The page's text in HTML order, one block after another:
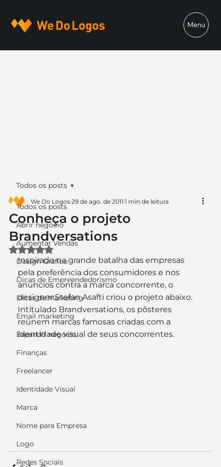
Menu
Todos os posts
Abrir negócio
Aumentar Vendas
Design Gráfico
Dicas de Empreendedorismo
Dicas de Marketing
Email marketing
Expandir negócio
Finanças
Freelancer
Identidade Visual
Marca
Nome para Empresa
Logo
Redes Sociais
Todos os posts
Conheça o projeto
Brandversations
We Do Logos 29 de ago. de 2011 1 min de leitura
Avaliado com NaN de 5 estrelas.
Inspirado na grande batalha das empresas
pela preferência dos consumidores e nos
anúncios contra a marca concorrente, o
designer Stefan Asafti criou o projeto abaixo.
Intitulado Brandversations, os pôsteres
reúnem marcas famosas criadas com a
identidade visual de seus concorrentes.